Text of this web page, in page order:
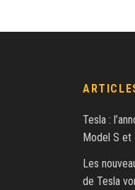
Tesla :
Model S et
Les
de Tesla